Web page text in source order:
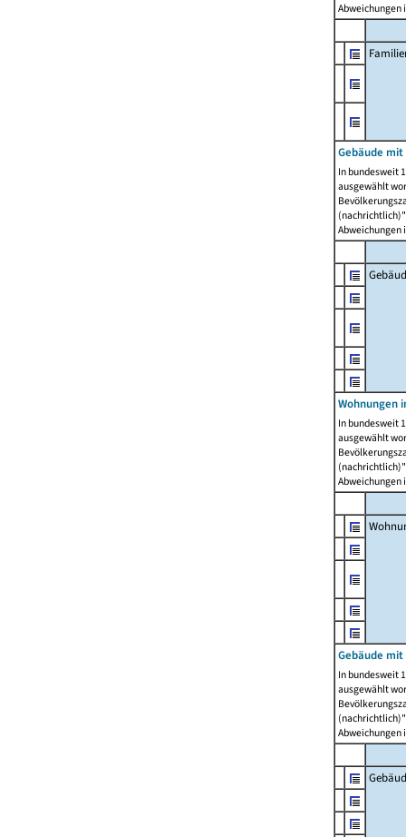
Abweichungen
Gebäude
In bundesweit
ausgewählt
Abweichungen
Wohnungen
In bundesweit
ausgewählt
Abweichungen
Gebäude
In bundesweit
ausgewählt
Abweichungen